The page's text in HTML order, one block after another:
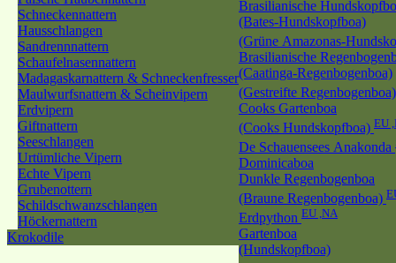
Schneckennattern
Hausschlangen
Sandrennnattern
Schaufelnasennattern
Madagaskarnattern & Schneckenfresser
Maulwurfsnattern & Scheinvipern
Erdvipern
Giftnattern
Seeschlangen
Urtümliche Vipern
Echte Vipern
Grubenottern
Schildschwanzschlangen
Höckernattern
Krokodile
Brasilianische
(Bates-Hundskopfboa)
(Grüne Amazonas-
Brasilianische
(Caatinga-Regenbogenboa)
(Gestreifte
Cooks Gartenboa
(Cooks Hundskopfboa) EU
De Schauensees Anakonda
Dominicaboa
Dunkle Regenbogenboa
(Braune Regenbogenboa)
Erdpython EU ,NA
Gartenboa
(Hundskopfboa)